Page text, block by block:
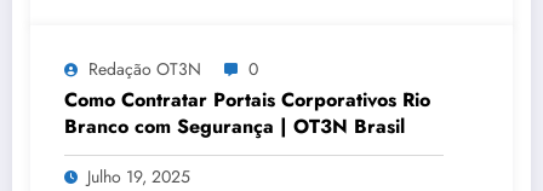
Redação OT3N 0
Como Contratar Portais Corporativos Rio
Branco com Segurança | OT3N Brasil
Julho 19, 2025